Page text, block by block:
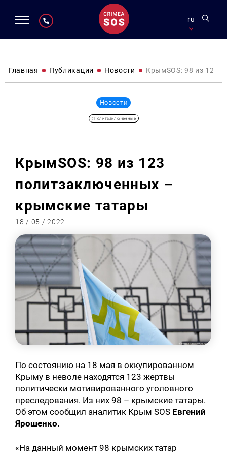
ru
Главная Публикации Новости КрымSOS: 98 из 123
Новости
#Политзаключенные
КрымSOS: 98 из 123
политзаключенных –
крымские татары
18 / 05 / 2022
По состоянию на 18 мая в оккупированном
Крыму в неволе находятся 123 жертвы
политически мотивированного уголовного
преследования. Из них 98 – крымские татары.
Об этом сообщил аналитик Крым SOS Евгений
Ярошенко.
«На данный момент 98 крымских татар